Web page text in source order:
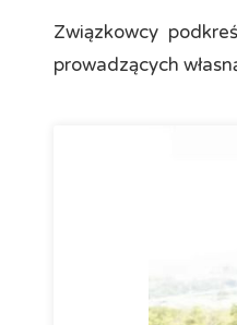
Związkowcy
prowadzących